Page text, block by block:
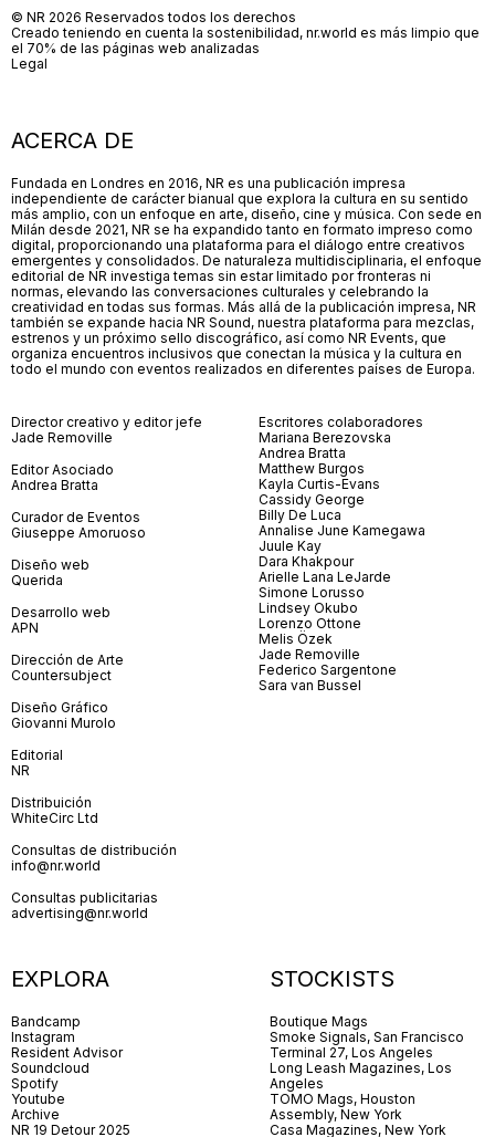
ACERCA DE
Fundada en Londres en 2016, NR es una publicación impresa
independiente de carácter bianual que explora la cultura en su sentido
más amplio, con un enfoque en arte, diseño, cine y música. Con sede en
Milán desde 2021, NR se ha expandido tanto en formato impreso como
digital, proporcionando una plataforma para el diálogo entre creativos
emergentes y consolidados. De naturaleza multidisciplinaria, el enfoque
editorial de NR investiga temas sin estar limitado por fronteras ni
normas, elevando las conversaciones culturales y celebrando la
creatividad en todas sus formas. Más allá de la publicación impresa, NR
también se expande hacia NR Sound, nuestra plataforma para mezclas,
estrenos y un próximo sello discográfico, así como NR Events, que
organiza encuentros inclusivos que conectan la música y la cultura en
todo el mundo con eventos realizados en diferentes países de Europa.
Director creativo y editor jefe
Jade Removille
Editor Asociado
Andrea Bratta
Curador de Eventos
Giuseppe Amoruoso
Diseño web
Querida
Desarrollo web
APN
Dirección de Arte
Countersubject
Diseño Gráfico
Giovanni Murolo
Editorial
NR
Distribuición
WhiteCirc Ltd
Consultas de distribución
info@nr.world
Consultas publicitarias
advertising@nr.world
Escritores colaboradores
Mariana Berezovska
Andrea Bratta
Matthew Burgos
Kayla Curtis-Evans
Cassidy George
Billy De Luca
Annalise June Kamegawa
Juule Kay
Dara Khakpour
Arielle Lana LeJarde
Simone Lorusso
Lindsey Okubo
Lorenzo Ottone
Melis Özek
Jade Removille
Federico Sargentone
Sara van Bussel
EXPLORA
Bandcamp
Instagram
Resident Advisor
Soundcloud
Spotify
Youtube
Archive
NR 19 Detour 2025
STOCKISTS
Boutique Mags
Smoke Signals, San Francisco
Terminal 27, Los Angeles
Long Leash Magazines, Los
Angeles
TOMO Mags, Houston
Assembly, New York
Casa Magazines, New York
© NR 2026 Reservados todos los derechos
Creado teniendo en cuenta la sostenibilidad, nr.world es más limpio que
el 70% de las páginas web analizadas
Legal